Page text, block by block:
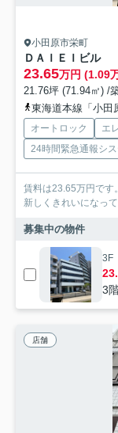
小田原市栄町
ＤＡＩＥＩビル
23.65万円 (1.09
21.76坪 (71.94㎡) /
東海道本線「小田
オートロック エ
24時間緊急通報シ
賃料は23.65万円です
新しくきれいになっ
募集中の物件
3F
3
店舗